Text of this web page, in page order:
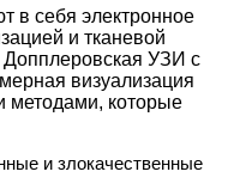
в себя электронное
и тканевой
Допплеровская УЗИ с
визуализация
методами, которые
и злокачественные